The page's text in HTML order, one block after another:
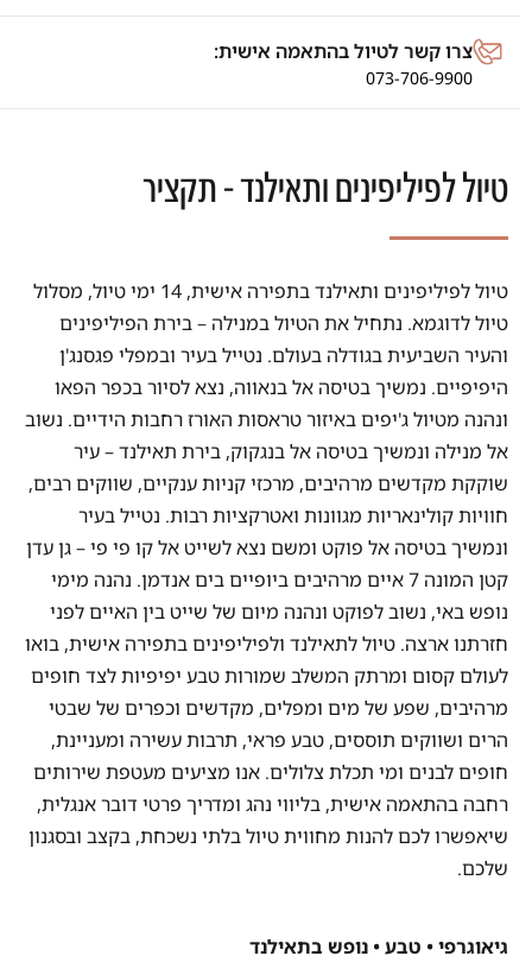
צרו קשר לטיול בהתאמה אישית:
073-706-9900
טיול לפיליפינים ותאילנד - תקציר
טיול לפיליפינים ותאילנד בתפירה אישית, 14 ימי טיול, מסלול
טיול לדוגמא. נתחיל את הטיול במנילה – בירת הפיליפינים
והעיר השביעית בגודלה בעולם. נטייל בעיר ובמפלי פגסנג'ן
היפיפיים. נמשיך בטיסה אל בנאווה, נצא לסיור בכפר הפאו
ונהנה מטיול ג'יפים באיזור טראסות האורז רחבות הידיים. נשוב
אל מנילה ונמשיך בטיסה אל בנגקוק, בירת תאילנד – עיר
שוקקת מקדשים מרהיבים, מרכזי קניות ענקיים, שווקים רבים,
חוויות קולינאריות מגוונות ואטרקציות רבות. נטייל בעיר
ונמשיך בטיסה אל פוקט ומשם נצא לשייט אל קו פי פי – גן עדן
קטן המונה 7 איים מרהיבים ביופיים בים אנדמן. נהנה מימי
נופש באי, נשוב לפוקט ונהנה מיום של שייט בין האיים לפני
חזרתנו ארצה. טיול לתאילנד ולפיליפינים בתפירה אישית, בואו
לעולם קסום ומרתק המשלב שמורות טבע יפיפיות לצד חופים
מרהיבים, שפע של מים ומפלים, מקדשים וכפרים של שבטי
הרים ושווקים תוססים, טבע פראי, תרבות עשירה ומעניינת,
חופים לבנים ומי תכלת צלולים. אנו מציעים מעטפת שירותים
רחבה בהתאמה אישית, בליווי נהג ומדריך פרטי דובר אנגלית,
שיאפשרו לכם להנות מחווית טיול בלתי נשכחת, בקצב ובסגנון
שלכם.
גיאוגרפי • טבע • נופש בתאילנד